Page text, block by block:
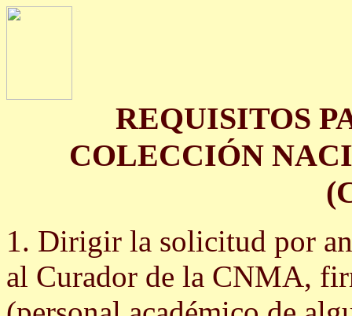
REQUISITOS
COLECCIÓN
1. Dirigir la solicitud por
al Curador de la CNMA,